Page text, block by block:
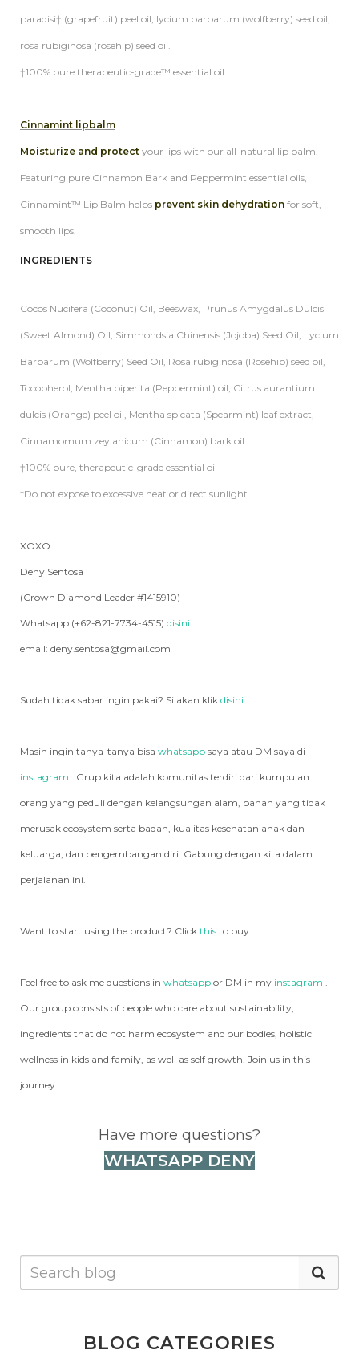
paradisi† (grapefruit) peel oil, lycium barbarum (wolfberry) seed oil,
rosa rubiginosa (rosehip) seed oil.
†100% pure therapeutic-grade™ essential oil
Cinnamint lipbalm
Moisturize and protect your lips with our all-natural lip balm.
Featuring pure Cinnamon Bark and Peppermint essential oils,
Cinnamint™ Lip Balm helps prevent skin dehydration for soft,
smooth lips.
INGREDIENTS
Cocos Nucifera (Coconut) Oil, Beeswax, Prunus Amygdalus Dulcis
(Sweet Almond) Oil, Simmondsia Chinensis (Jojoba) Seed Oil, Lycium
Barbarum (Wolfberry) Seed Oil, Rosa rubiginosa (Rosehip) seed oil,
Tocopherol, Mentha piperita (Peppermint) oil, Citrus aurantium
dulcis (Orange) peel oil, Mentha spicata (Spearmint) leaf extract,
Cinnamomum zeylanicum (Cinnamon) bark oil.
†100% pure, therapeutic-grade essential oil
*Do not expose to excessive heat or direct sunlight.
XOXO
Deny Sentosa
(Crown Diamond Leader #1415910)
Whatsapp (+62-821-7734-4515) disini
email: deny.sentosa@gmail.com
Sudah tidak sabar ingin pakai? Silakan klik disini.
Masih ingin tanya-tanya bisa whatsapp saya atau DM saya di
instagram . Grup kita adalah komunitas terdiri dari kumpulan
orang yang peduli dengan kelangsungan alam, bahan yang tidak
merusak ecosystem serta badan, kualitas kesehatan anak dan
keluarga, dan pengembangan diri. Gabung dengan kita dalam
perjalanan ini.
Want to start using the product? Click this to buy.
Feel free to ask me questions in whatsapp or DM in my instagram .
Our group consists of people who care about sustainability,
ingredients that do not harm ecosystem and our bodies, holistic
wellness in kids and family, as well as self growth. Join us in this
journey.
Have more questions?
WHATSAPP DENY
BLOG CATEGORIES